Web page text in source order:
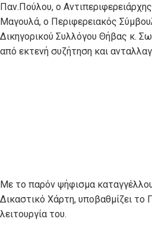
Παν.Πούλου, ο
Μαγουλά, ο Περιφερειακός
Δικηγορικού Συλλόγου Θήβας κ.
από εκτενή συζήτηση και
Με το παρόν ψήφισμα
Δικαστικό Χάρτη, υποβαθμίζει
λειτουργία του.